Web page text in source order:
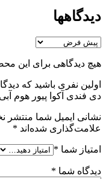
دیدگاهها
هیچ دیدگاهی برای این
اولین نفری باشید که
دی فندی آکوا پیور هوم آبی Fendi Fan Di Pour Homme Acqua”
نشانی ایمیل شما منتشر
علامت‌گذاری شده‌اند *
امتیاز شما *
دیدگاه شما *